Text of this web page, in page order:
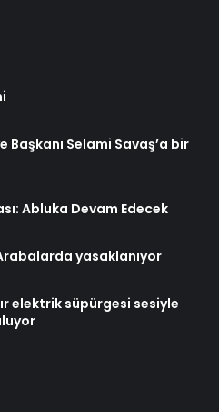
Başkanı Selami Savaş’a bir
Abluka Devam Edecek
yasaklanıyor
elektrik süpürgesi sesiyle